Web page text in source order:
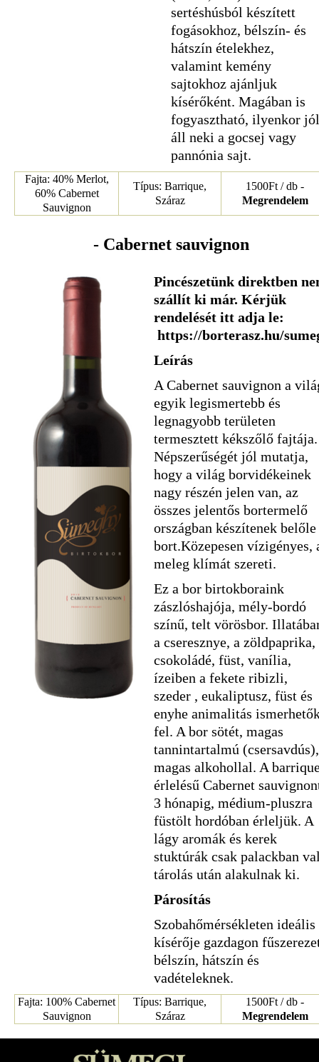
sertéshúsból készített
fogásokhoz, bélszín- és
hátszín ételekhez,
valamint kemény
sajtokhoz ajánljuk
kísérőként. Magában is
fogyasztható, ilyenkor jól
áll neki a gocsej vagy
pannónia sajt.
Fajta: 40% Merlot,
60% Cabernet
Sauvignon
Típus: Barrique,
Száraz
1500Ft / db -
Megrendelem
- Cabernet sauvignon
Pincészetünk direktben
szállít ki már. Kérjük
rendelését itt adja le:
https://borterasz.hu/
Leírás
A Cabernet sauvignon a
egyik legismertebb és
legnagyobb területen
termesztett kékszőlő fajtája.
Népszerűségét jól mutatja,
hogy a világ borvidékeinek
nagy részén jelen van, az
összes jelentős bortermelő
országban készítenek belőle
bort.Közepesen vízigényes,
meleg klímát szereti.
Ez a bor birtokboraink
zászlóshajója, mély-bordó
színű, telt vörösbor.
a cseresznye, a zöldpaprika,
csokoládé, füst, vanília,
ízeiben a fekete ribizli,
szeder , eukaliptusz, füst és
enyhe animalitás
fel. A bor sötét, magas
tannintartalmú (csersavdús),
magas alkohollal. A
érlelésű Cabernet
3 hónapig, médium-pluszra
füstölt hordóban érleljük. A
lágy aromák és kerek
stuktúrák csak palackban
tárolás után alakulnak ki.
Párosítás
Szobahőmérsékleten ideális
kísérője gazdagon
bélszín, hátszín és
vadételeknek.
Fajta: 100% Cabernet
Sauvignon
Típus: Barrique,
Száraz
1500Ft / db -
Megrendelem